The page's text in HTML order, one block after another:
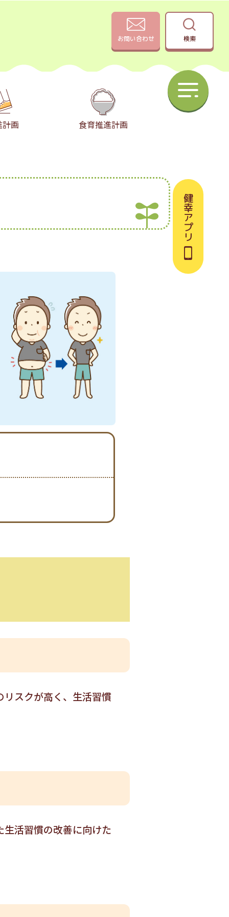
お問い合わせ 検索
画 食育推進計画
スクが高く、生活習慣
活習慣の改善に向けた
健幸アプリ